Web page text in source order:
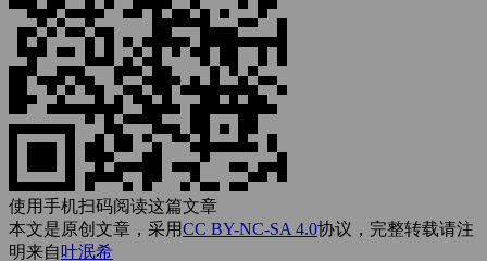
使用手机扫码阅读这篇文章
本文是原创文章，采用CC BY-NC-SA 4.0协议，完整转载请注
明来自 叶泯希